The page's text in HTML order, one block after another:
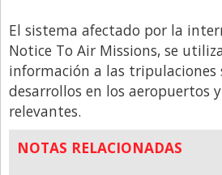
El sistema afectado por la
Notice To Air Missions, se
información a las tripulaciones
desarrollos en los aeropuertos
relevantes.
NOTAS RELACIONADAS